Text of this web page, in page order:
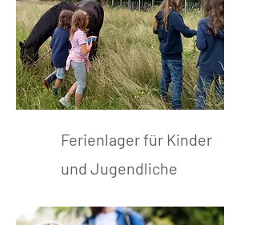
Ferienlager für Kinder
und Jugendliche